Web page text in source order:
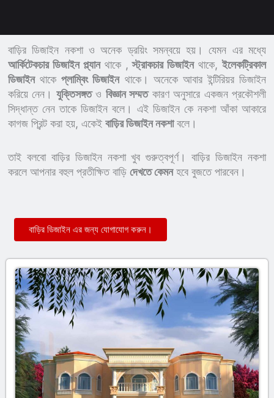
বাড়ির ডিজাইন নকশা ও অনেক ড্রয়িং সমন্বয়ে হয়। যেমন এর মধ্যে
আর্কিটেকচার ডিজাইনপ্ল্যানথাকে ,স্ট্রাকচার ডিজাইনথাকে, ইলেকট্রিকাল
ডিজাইনথাকেপ্লাম্বিং ডিজাইনথাকে। অনেকে আবার ইন্টিরিয়র ডিজাইন
করিয়ে নেন। যুক্তিসঙ্গতও বিজ্ঞান সম্মতকারণ অনুসারে একজন প্রকৌশলী
সিদ্ধান্ত নেন তাকে ডিজাইন বলে। এই ডিজাইন কে নকশা আঁকা আকারে
কাগজ প্রিন্ট করা হয়, একেই বাড়ির ডিজাইন নকশাবলে।
তাই বলবো বাড়ির ডিজাইন নকশা খুব গুরুত্বপূর্ণ। বাড়ির ডিজাইন নকশা
করলে আপনার বহুল প্রতীক্ষিত বাড়ি দেখতে কেমনহবে বুজতে পারবেন।
বাড়ির ডিজাইন এর জন্য যোগাযোগ করুন।